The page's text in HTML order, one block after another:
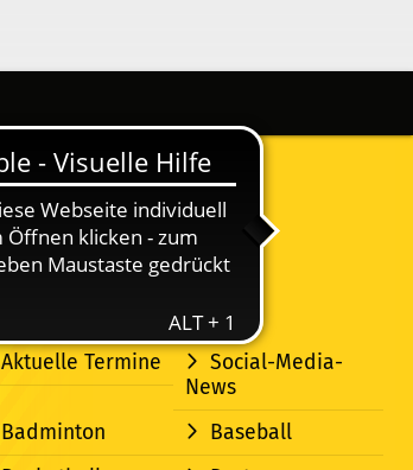
Aktuelle Termine
Social-Media-
News
Badminton
Baseball